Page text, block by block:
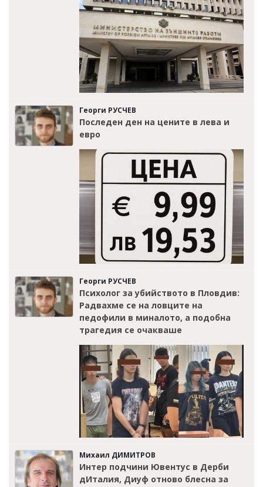
Георги РУСЧЕВ
Последен ден на цените в лева и
евро
Георги РУСЧЕВ
Психолог за убийството в Пловдив:
Радвахме се на ловците на
педофили в миналото, а подобна
трагедия се очакваше
Михаил ДИМИТРОВ
Интер подчини Ювентус в Дерби
дИталия, Диуф отново блесна за